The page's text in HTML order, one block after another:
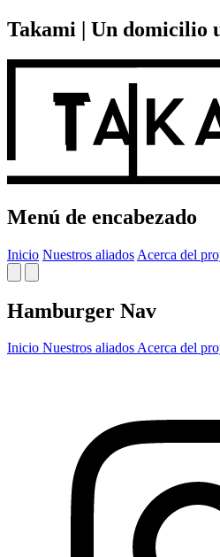
Takami | Un domicilio
Menú de encabezado
Inicio Nuestros aliados Acerca del
Hamburger Nav
Inicio Nuestros aliadosAcerca del